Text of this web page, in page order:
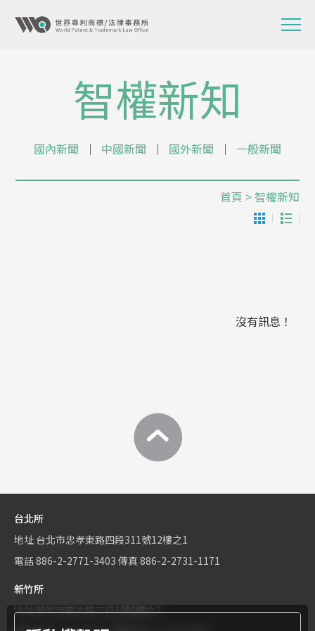
智權新知
國內新聞 │ 中國新聞 │ 國外新聞 │ 一般新聞
首頁 > 智權新知
沒有訊息！
台北所
地址 台北市忠孝東路四段311號12樓之1
電話886-2-2771-3403 傳真 886-2-2731-1171
新竹所
地址新竹市東大路二段1號6樓之2